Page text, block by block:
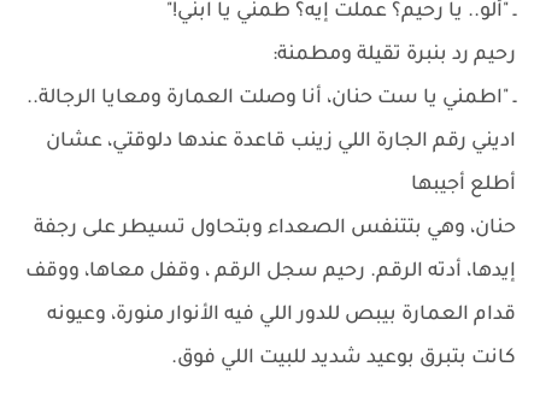
ـ "ألو.. يا رحيم؟ عملت إيه؟ طمني يا ابني!"
رحيم رد بنبرة تقيلة ومطمنة:
ـ "اطمني يا ست حنان، أنا وصلت العمارة ومعايا الرجالة..
اديني رقم الجارة اللي زينب قاعدة عندها دلوقتي، عشان
أطلع أجيبها
حنان، وهي بتتنفس الصعداء وبتحاول تسيطر على رجفة
إيدها، أدته الرقم. رحيم سجل الرقم ، وقفل معاها، ووقف
قدام العمارة بيبص للدور اللي فيه الأنوار منورة، وعيونه
كانت بتبرق بوعيد شديد للبيت اللي فوق.